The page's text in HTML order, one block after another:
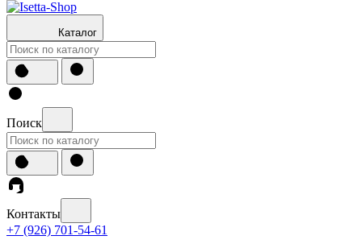
Каталог
Поиск
Контакты
+7 (926) 701-54-61